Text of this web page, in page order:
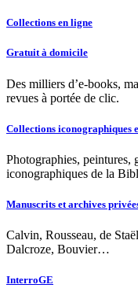
Collections en ligne
Gratuit à domicile
Des milliers d’e-books,
revues à portée de clic.
Collections iconographiques
Photographies, peintures,
iconographiques de la
Manuscrits et archives
Calvin, Rousseau, de
Dalcroze, Bouvier…
InterroGE